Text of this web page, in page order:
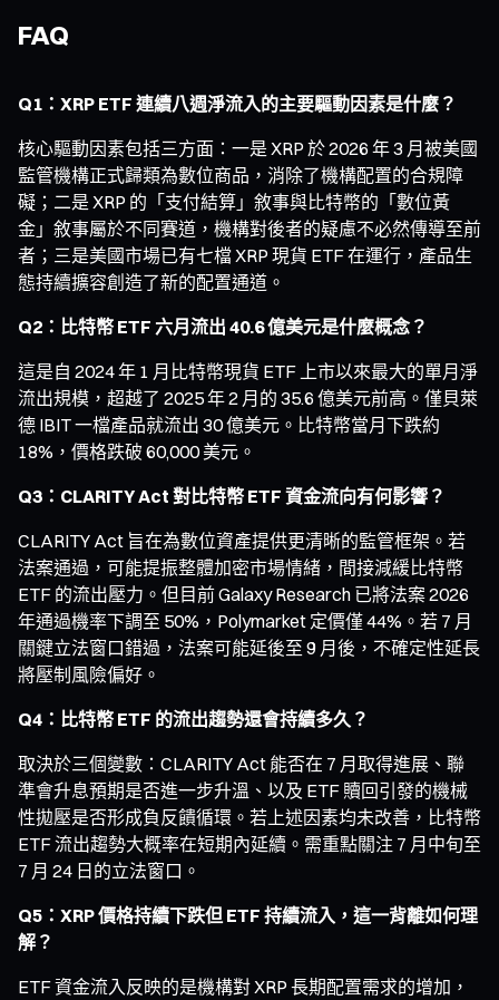
FAQ
Q1：XRP ETF 連續八週淨流入的主要驅動因素是什麼？
核心驅動因素包括三方面：一是 XRP 於 2026 年 3 月被美國
監管機構正式歸類為數位商品，消除了機構配置的合規障
礙；二是 XRP 的「支付結算」敘事與比特幣的「數位黃
金」敘事屬於不同賽道，機構對後者的疑慮不必然傳導至前
者；三是美國市場已有七檔 XRP 現貨 ETF 在運行，產品生
態持續擴容創造了新的配置通道。
Q2：比特幣 ETF 六月流出 40.6 億美元是什麼概念？
這是自 2024 年 1 月比特幣現貨 ETF 上市以來最大的單月淨
流出規模，超越了 2025 年 2 月的 35.6 億美元前高。僅貝萊
德 IBIT 一檔產品就流出 30 億美元。比特幣當月下跌約
18%，價格跌破 60,000 美元。
Q3：CLARITY Act 對比特幣 ETF 資金流向有何影響？
CLARITY Act 旨在為數位資產提供更清晰的監管框架。若
法案通過，可能提振整體加密市場情緒，間接減緩比特幣
ETF 的流出壓力。但目前 Galaxy Research 已將法案 2026
年通過機率下調至 50%，Polymarket 定價僅 44%。若 7 月
關鍵立法窗口錯過，法案可能延後至 9 月後，不確定性延長
將壓制風險偏好。
Q4：比特幣 ETF 的流出趨勢還會持續多久？
取決於三個變數：CLARITY Act 能否在 7 月取得進展、聯
準會升息預期是否進一步升溫、以及 ETF 贖回引發的機械
性拋壓是否形成負反饋循環。若上述因素均未改善，比特幣
ETF 流出趨勢大概率在短期內延續。需重點關注 7 月中旬至
7 月 24 日的立法窗口。
Q5：XRP 價格持續下跌但 ETF 持續流入，這一背離如何理
解？
ETF 資金流入反映的是機構對 XRP 長期配置需求的增加，